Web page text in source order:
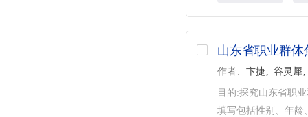
山东省职业群
作者 卞捷 谷灵犀
目的:探究山东省职
填写包括性别、年龄